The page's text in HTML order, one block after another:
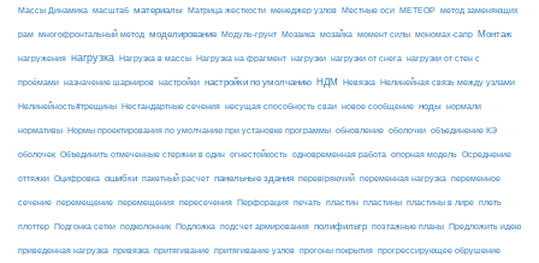
Массы Динамика масштаб материалы Матрица жесткости менеджер узлов Местные оси МЕТЕОР метод заменяющих
рам многофронтальный метод моделирование Модуль-грунт Мозаика мозайка момент силы мономах-сапр Монтаж
нагружения нагрузка Нагрузка в массы Нагрузка на фрагмент нагрузки нагрузки от снега нагрузки от стен с
проёмами назначение шарниров настройки настройки по умолчанию НДМ Невязка Нелинейная связь между узлами
Нелинейность#трещины Нестандартные сечения несущая способность сваи новое сообщение ноды нормали
нормативы Нормы проектирования по умолчанию при установке программы обновление оболочки объединение КЭ
оболочек Объединить отмеченные стержни в один огнестойкость одновременная работа опорная модель Осреднение
оттяжки Оцифровка ошибки пакетный расчет панельные здания перевіряючий переменная нагрузка переменное
сечение перемещение перемещения пересечения Перфорация печать пластин пластины пластины в лире плеть
плоттер Подгонка сетки подколонник Подложка подсчет армирования полифильтр поэтажные планы Предложить идею
приведенная нагрузка привязка притягивание притягивание узлов прогоны покрытия прогрессирующее обрушение